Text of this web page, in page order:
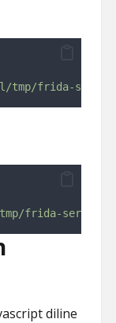
tmp/frida-server
frida-server
diline